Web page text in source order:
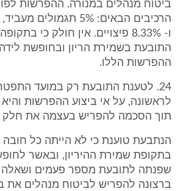
ביטוח מנהלים במנורה. ההפרשות
ו- 8.33% פיצויים. אין חולק כי
התובעת בשמירת הריון ובחופשת
ההפרשות הללו.
24. לטענת התובעת רק במועד
לראשונה, על אי ביצוע ההפרשות
תוך הסכמה להפריש בעצמה את חלק
הנתבעת טוענת כי לא הייתה כל
בתקופת שמירת ההיריון, ובאשר
שפנתה לתובעת מספר פעמים
ברצונה להפריש לביטוח מנהלים